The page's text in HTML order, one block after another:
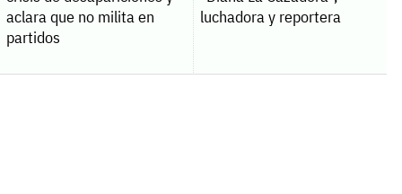
aclara que no milita en
partidos
luchadora y reportera